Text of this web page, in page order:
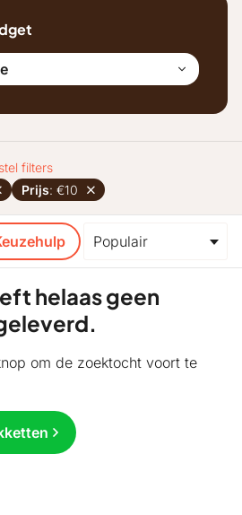
filters
Prijs: €10
helaas geen
om de zoektocht voort te